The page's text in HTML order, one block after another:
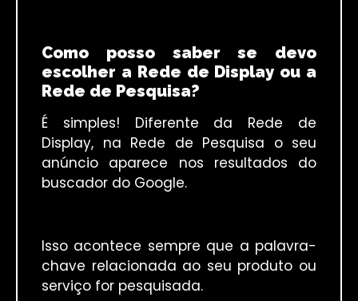
Como posso saber se devo
escolher a Rede de Display ou a
Rede de Pesquisa?
É simples! Diferente da Rede de
Display, na Rede de Pesquisa o seu
anúncio aparece nos resultados do
buscador do Google.
Isso acontece sempre que a palavra-
chave relacionada ao seu produto ou
serviço for pesquisada.